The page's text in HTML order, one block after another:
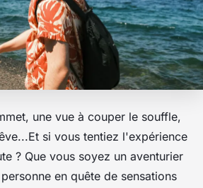
une vue à couper le souffle,
si vous tentiez l'expérience
? Que vous soyez un aventurier
en quête de sensations